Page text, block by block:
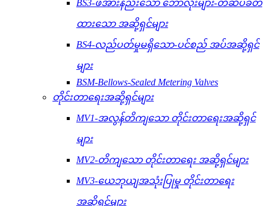
BS3-ဖိအားနည်းသော ဘော်လိုးများ-တံဆိပ်ခတ်
ထားသော အဆို့ရှင်များ
BS4-လည်ပတ်မှုမရှိသော-ပင်စည် အပ်အဆို့ရှင်
များ
BSM-Bellows-Sealed Metering Valves
တိုင်းတာရေးအဆို့ရှင်များ
MV1-အလွန်တိကျသော တိုင်းတာရေးအဆို့ရှင်
များ
MV2-တိကျသော တိုင်းတာရေး အဆို့ရှင်များ
MV3-ယေဘုယျအသုံးပြုမှု တိုင်းတာရေး
အဆို့ရှင်များ